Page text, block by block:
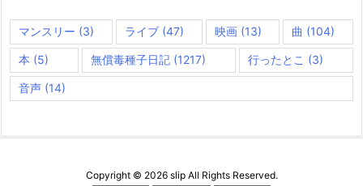
マンスリー (3) ライブ(47) 映画(13) 曲 (104)
本 (5) 無償毒種子日記 (1217) 行ったとこ (3)
音声 (14)
Copyright © 2026 slipAll Rights Reserved.